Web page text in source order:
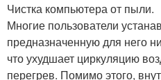
Чистка компьютера от пыли.
Многие пользователи
предназначенную для него
что ухудшает циркуляцию
перегрев. Помимо этого,